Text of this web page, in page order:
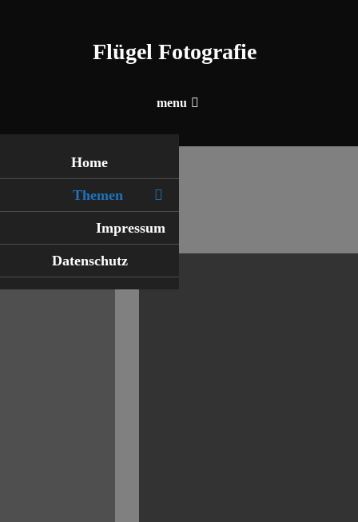
Flügel Fotografie
Home
Themen
Impressum
Datenschutz
menu